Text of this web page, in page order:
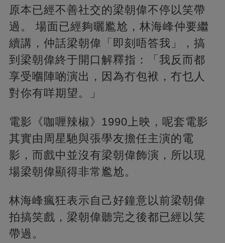
原本已經不善社交的梁朝偉不停以笑帶
過。 場面已經夠曬尷尬，林海峰仲要繼
續講，仲話梁朝偉「即刻唔答我」，搞
到梁朝偉終于開口解釋指：「我反而都
享受嗰陣啲演出，因為冇包袱，冇乜人
對你有咩期望。」
電影《咖喱辣椒》1990上映，呢套電影
其實由周星馳與張學友擔任主演的電
影，而戲中並沒有梁朝偉飾演，所以現
場梁朝偉顯得非常尷尬。
林海峰瘋狂表示自己好鐘意以前梁朝偉
拍搞笑戲，梁朝偉聽完之後都已經以笑
帶過。